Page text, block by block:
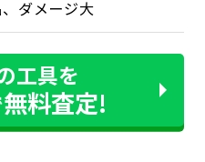
ダメージ大
工具を
無料査定!